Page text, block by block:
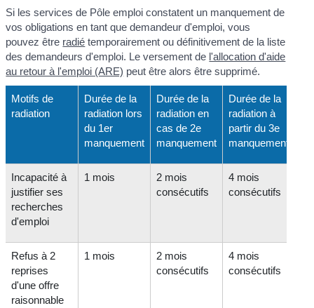
Si les services de Pôle emploi constatent un manquement de
vos obligations en tant que demandeur d'emploi, vous
pouvez être radié temporairement ou définitivement de la liste
des demandeurs d'emploi. Le versement de l'allocation d'aide
au retour à l'emploi (ARE) peut être alors être supprimé.
Motifs de
radiation
Durée de la
radiation lors
du 1er
manquement
Durée de la
radiation en
cas de 2e
manquement
Durée de la
radiation à
partir du 3e
manquement
Incapacité à
justifier ses
recherches
d'emploi
1 mois
2 mois
consécutifs
4 mois
consécutifs
Refus à 2
reprises
d'une offre
raisonnable
1 mois
2 mois
consécutifs
4 mois
consécutifs